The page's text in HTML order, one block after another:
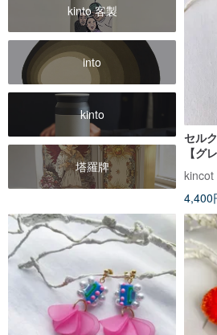
kinto 客製
into
kinto
塔羅牌
セル
【グ
kincot
4,400